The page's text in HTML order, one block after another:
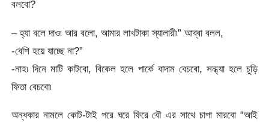
বলবো?
– হ্যা বলে দাও৷ আর বলো, আমার লাখটাকা স্যালারী৷” আব্বা বলল,
-বেশি হয়ে যাচ্ছে না?”
-নাহ৷ দিনে মাটি কাটবো, বিকেল হলে পার্কে বাদাম বেচবো, সন্ধ্যা হলে চুড়ি
ফিতা বেচবো৷
অন্ধকার নামলে কোট-টাই পরে ঘরে ফিরে বৌ এর সাথে চাপা মারবো “আই